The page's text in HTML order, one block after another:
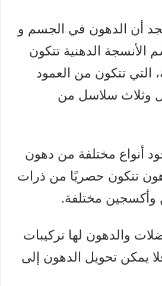
أن الدهون في الجسم و
الأنسجة الدهنية تتكون
التي تتكون من العمود
وثلاث سلاسل من
أنواع مختلفة من دهون
تتكون حصريًا من ذرات
وأكسجين مختلفة.
والدهون لها تركيبات
يمكن تحويل الدهون إلى